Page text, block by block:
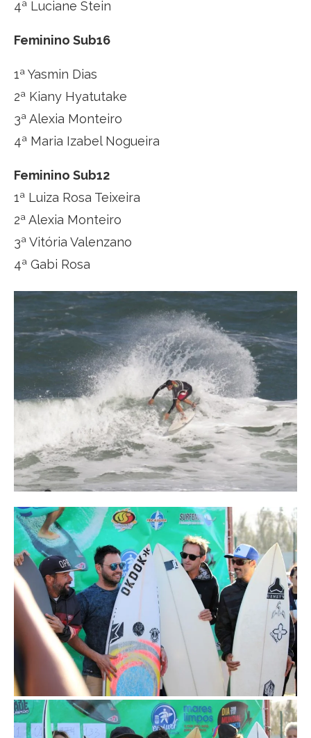
4ª Luciane Stein
Feminino Sub16
1ª Yasmin Dias
2ª Kiany Hyatutake
3ª Alexia Monteiro
4ª Maria Izabel Nogueira
Feminino Sub12
1ª Luiza Rosa Teixeira
2ª Alexia Monteiro
3ª Vitória Valenzano
4ª Gabi Rosa